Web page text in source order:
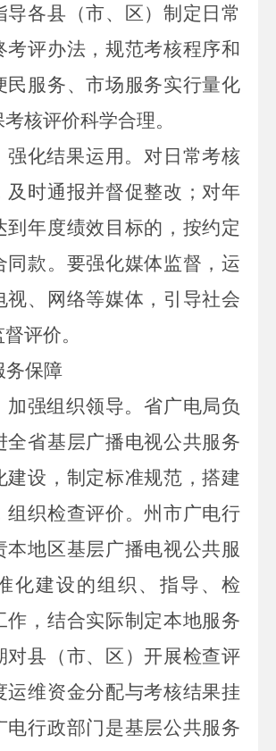
导各县（市、区）制定日常
考评办法，规范考核程序和
民服务、市场服务实行量化
核评价科学合理。
强化结果运用。对日常考核
及时通报并督促整改；对年
到年度绩效目标的，按约定
同款。要强化媒体监督，运
视、网络等媒体，引导社会
评价。
务保障
加强组织领导。省广电局负
全省基层广播电视公共服务
建设，制定标准规范，搭建
组织检查评价。州市广电行
本地区基层广播电视公共服
化建设的组织、指导、检
作，结合实际制定本地服务
对县（市、区）开展检查评
运维资金分配与考核结果挂
电行政部门是基层公共服务